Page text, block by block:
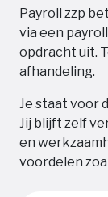
Payroll zzp
via een
opdracht uit.
afhandeling.
Je staat voor
Jij blijft zelf
en
voordelen